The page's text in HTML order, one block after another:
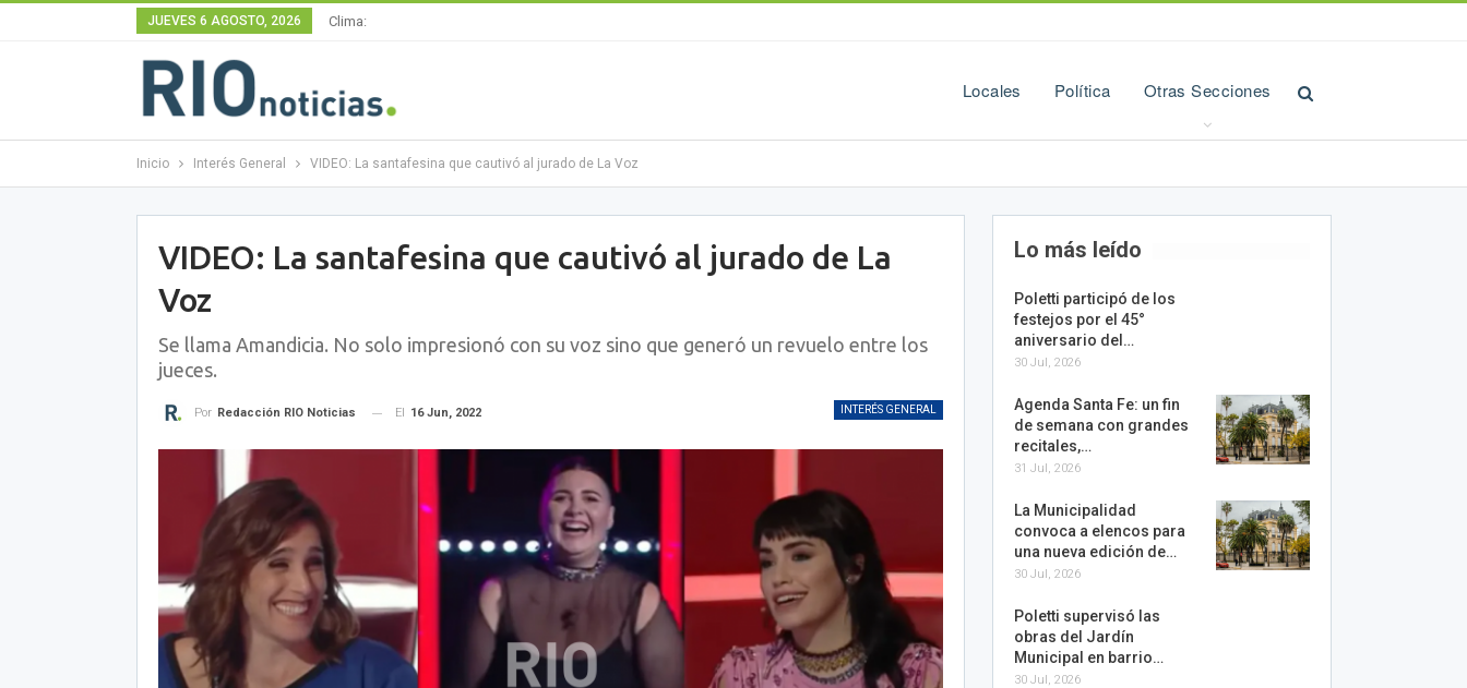
JUEVES 6 AGOSTO, 2026 Clima:
Locales Política Otras Secciones
Inicio Interés General VIDEO: La santafesina que cautivó al jurado de La Voz
VIDEO: La santafesina que cautivó al jurado de La
Voz
Se llama Amandicia. No solo impresionó con su voz sino que generó un revuelo entre los
jueces.
INTERÉS GENERAL
Por Redacción RIO Noticias El 16 Jun, 2022
Lo más leído
Poletti participó de los
festejos por el 45°
aniversario del…
30 Jul, 2026
Agenda Santa Fe: un fin
de semana con grandes
recitales,…
31 Jul, 2026
La Municipalidad
convoca a elencos para
una nueva edición de…
30 Jul, 2026
Poletti supervisó las
obras del Jardín
Municipal en barrio…
30 Jul, 2026